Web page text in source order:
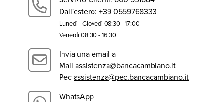
Accedi Apri il Conto
Dall'estero: +39 0559768333
Lunedì - Giovedì 08:30 - 17:00
Venerdì 08:30 - 16:30
Invia una email a
Mail assistenza@bancacambiano.it
Pec assistenza@pec.bancacambiano.it
WhatsApp